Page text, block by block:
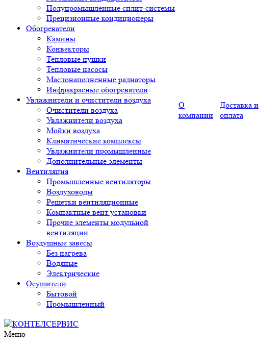
Полупромышленные сплит-системы
Прецизионные кондиционеры
Обогреватели
Камины
Конвекторы
Тепловые пушки
Тепловые насосы
Маслонаполненные радиаторы
Инфракрасные обогреватели
Увлажнители и очистители воздуха
Очистители воздуха
Увлажнители воздуха
Мойки воздуха
Климатические комплексы
Увлажнители промышленные
Дополнительные элементы
Вентиляция
Промышленные вентиляторы
Воздуховоды
Решетки вентиляционные
Компактные вент установки
Прочие элементы модульной
вентиляции
Воздушные завесы
Без нагрева
Водяные
Электрические
Осушители
Бытовой
Промышленный
О
компании
Доставка и
оплата
Меню